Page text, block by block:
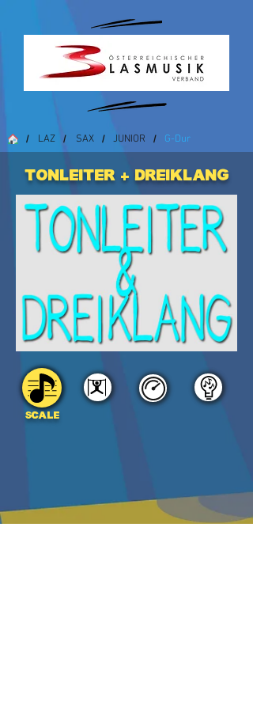
/ LAZ / SAX / JUNIOR / G-Dur
Tonleiter + Dreiklang
SCALE